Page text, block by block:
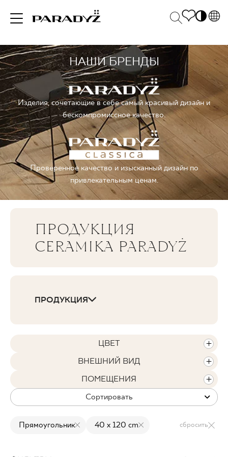
EN
SK
DE
UK
RU
ВДОХНОВЕНИЯ
ПРОДУКЦИЯ
КОЛЛЕКЦИИ
ДЛЯ БИЗНЕСА
ГДЕ КУПИТЬ
КОНТАКТ
PL EN SK DE UK RU
Изделия, сочетающие в себе самый красивый дизайн и
бескомпромиссное качество.
НАШИ БРЕНДЫ
Проверенное качество и изысканный дизайн по
привлекательным ценам.
ПРОДУКЦИЯ
CERAMIKA PARADYŻ
ПРОДУКЦИЯ
ЦВЕТ
ВНЕШНИЙ ВИД
ПОМЕЩЕНИЯ
Сортировать
Прямоугольник 40 x 120 cm сбросить